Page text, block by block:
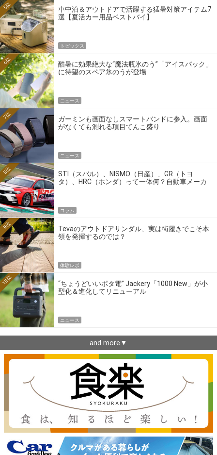
車中泊＆アウトドアで活躍する猛暑対策アイテム7
選【夏活カー用品ベストバイ】
5位
トピックス
酷暑に効果絶大な“魔法瓶氷のう”「アイスパック」
に待望のスペア氷のうが登場
6位
ニュース
ガーミンも画面なしスマートバンドに参入。画面
がなくても測れる項目てんこ盛り
7位
ニュース
STI（スバル）、NISMO（日産）、GR（トヨ
タ）、HRC（ホンダ）って一体何？自動車メーカ
8位
コラム
Tevaのアウトドアサンダル、実は街履きでこそ本
領を発揮するのでは？
9位
体験レポ
“ちょうどいいポタ電” Jackery「1000 New」が小
型化＆進化してリニューアル
10位
ニュース
and more▼